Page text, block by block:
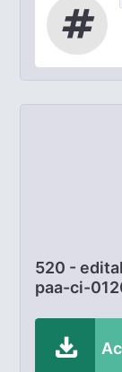
tag
520 -
paa-ci-
download